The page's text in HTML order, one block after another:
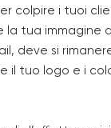
colpire i tuoi
la tua immagine
deve si
il tuo logo e i